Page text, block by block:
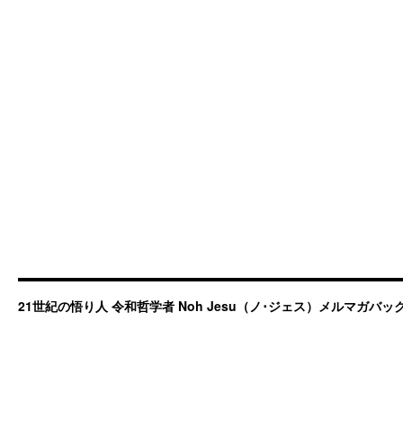
21世紀の悟り人 令和哲学者 Noh Jesu（ノ･ジェス）メルマガバッ